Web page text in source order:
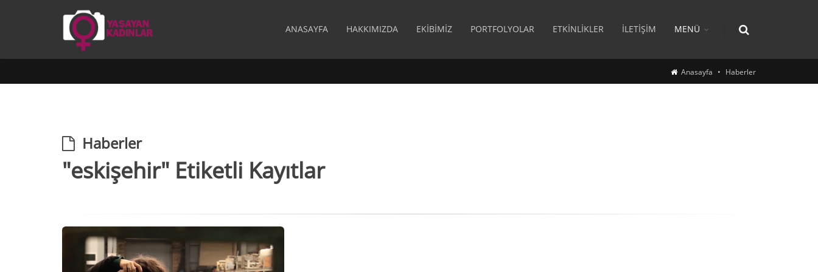
ANASAYFA HAKKIMIZDA EKIBIMIZ PORTFOLYOLAR ETKINLIKLER İLETIŞIM MENÜ
Anasayfa Haberler
Haberler
"eskişehir" Etiketli Kayıtlar